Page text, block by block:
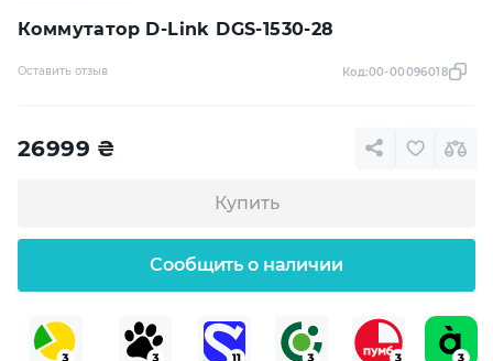
Коммутатор D-Link DGS-1530-28
Оставить отзыв Код:00-00096018
26999 ₴
Купить
Сообщить о наличии